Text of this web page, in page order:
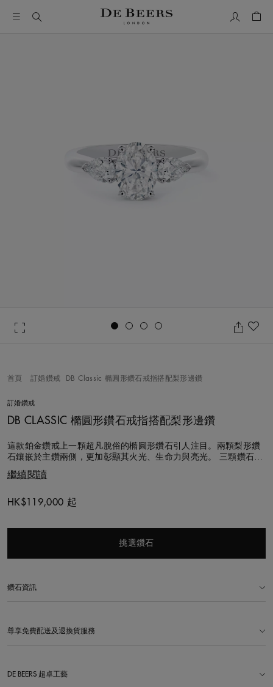
首頁 訂婚鑽戒 DB Classic 橢圓形鑽石戒指搭配梨形邊鑽
訂婚鑽戒
DB CLASSIC 橢圓形鑽石戒指搭配梨形邊鑽
這款鉑金鑽戒上一顆超凡脫俗的橢圓形鑽石引人注目。兩顆梨形鑽
石鑲嵌於主鑽兩側，更加彰顯其火光、生命力與亮光。 三顆鑽石均
130年的專業經驗逐一精心甄選，並手工鑲嵌，精心完美搭配以達
Forever打造專
繼續閱讀
Original price
HK$119,000 起
挑選鑽石
鑽石資訊
尊享免費配送及退換貨服務
DE BEERS 超卓工藝